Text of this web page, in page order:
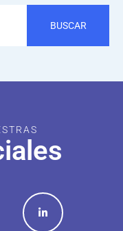
BUSCAR